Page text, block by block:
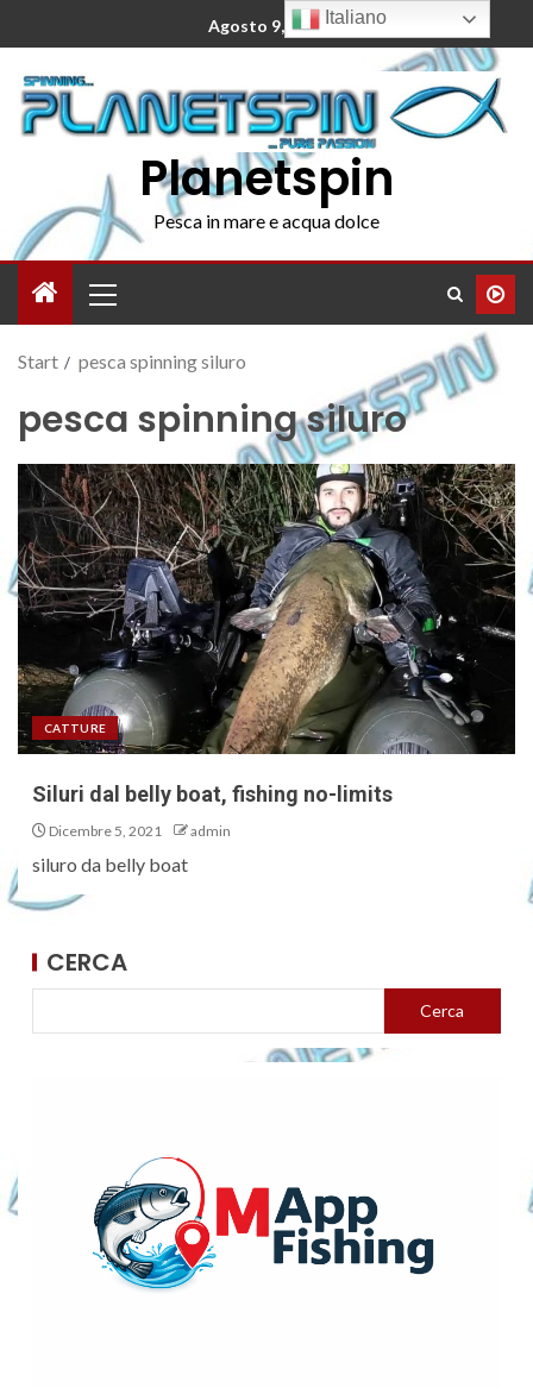
Agosto 9, 2026
Planetspin
Pesca in mare e acqua dolce
Start pesca spinning siluro
pesca spinning siluro
CATTURE
Siluri dal belly boat, fishing no-limits
Dicembre 5, 2021 admin
siluro da belly boat
CERCA
Cerca
Italiano